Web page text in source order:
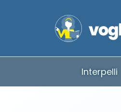
Interpelli